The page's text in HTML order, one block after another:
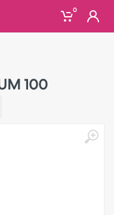
0
100